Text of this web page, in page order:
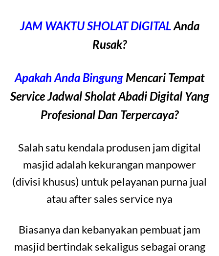
JAM WAKTU SHOLAT DIGITALAnda
Rusak?
Apakah Anda BingungMencari Tempat
Service Jadwal Sholat Abadi Digital Yang
Profesional Dan Terpercaya?
Salah satu kendala produsen jam digital
masjid adalah kekurangan manpower
(divisi khusus) untuk pelayanan purna jual
atau after sales service nya
Biasanya dan kebanyakan pembuat jam
masjid bertindak sekaligus sebagai orang